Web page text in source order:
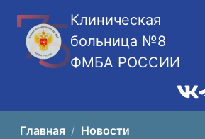
Клиническая
больница №8
ФМБА РОССИИ
Главная
Новости